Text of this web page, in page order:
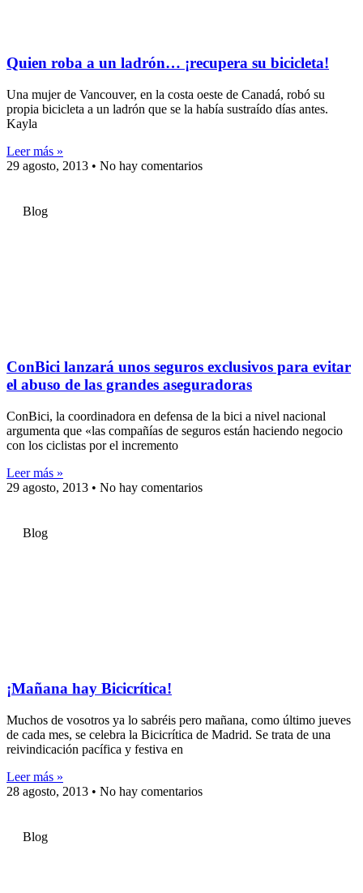
Quien roba a un ladrón… ¡recupera su bicicleta!
Una mujer de Vancouver, en la costa oeste de Canadá, robó su
propia bicicleta a un ladrón que se la había sustraído días antes.
Kayla
Leer más »
29 agosto, 2013
No hay comentarios
Blog
ConBici lanzará unos seguros exclusivos para evitar
el abuso de las grandes aseguradoras
ConBici, la coordinadora en defensa de la bici a nivel nacional
argumenta que «las compañías de seguros están haciendo negocio
con los ciclistas por el incremento
Leer más »
29 agosto, 2013
No hay comentarios
Blog
¡Mañana hay Bicicrítica!
Muchos de vosotros ya lo sabréis pero mañana, como último jueves
de cada mes, se celebra la Bicicrítica de Madrid. Se trata de una
reivindicación pacífica y festiva en
Leer más »
28 agosto, 2013
No hay comentarios
Blog